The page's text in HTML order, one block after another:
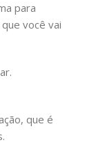
para
você vai
que é